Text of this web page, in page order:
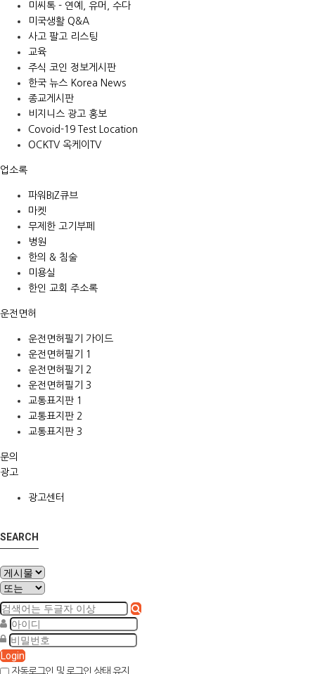
미씨톡 - 연예, 유머, 수다
미국생활 Q&A
사고 팔고 리스팅
교육
주식 코인 정보게시판
한국 뉴스 Korea News
종교게시판
비지니스 광고 홍보
Covoid-19 Test Location
OCKTV 옥케이TV
업소록
파워BIZ큐브
마켓
무제한 고기부페
병원
한의 & 침술
미용실
한인 교회 주소록
운전면허
운전면허필기 가이드
운전면허필기 1
운전면허필기 2
운전면허필기 3
교통표지판 1
교통표지판 2
교통표지판 3
문의
광고
광고센터
SEARCH
Login
자동로그인 및 로그인 상태 유지